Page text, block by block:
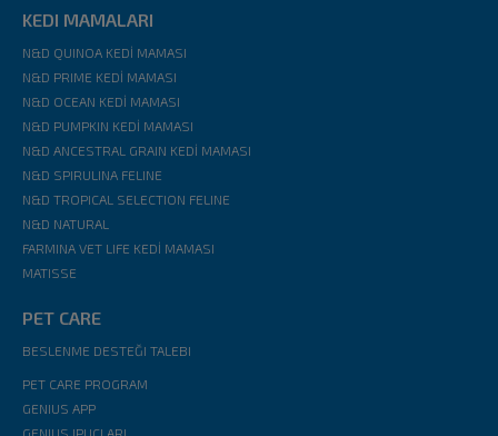
KEDI MAMALARI
N&D QUINOA KEDİ MAMASI
N&D PRIME KEDİ MAMASI
N&D OCEAN KEDİ MAMASI
N&D PUMPKIN KEDİ MAMASI
N&D ANCESTRAL GRAIN KEDİ MAMASI
N&D SPIRULINA FELINE
N&D TROPICAL SELECTION FELINE
N&D NATURAL
FARMINA VET LIFE KEDİ MAMASI
MATISSE
PET CARE
BESLENME DESTEĞI TALEBI
PET CARE PROGRAM
GENIUS APP
GENIUS IPUÇLARI